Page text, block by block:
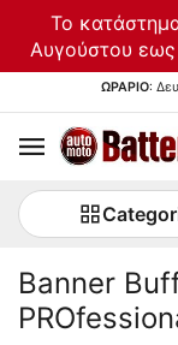
Το
Αυγούστου εως
ΩΡΑΡΙΟ:
Banner